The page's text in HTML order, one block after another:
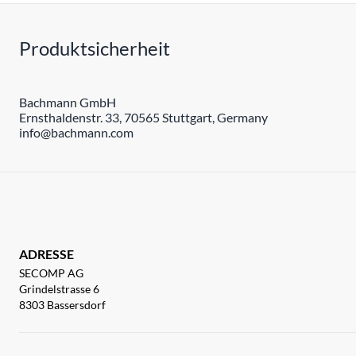
Produktsicherheit
Bachmann GmbH
Ernsthaldenstr. 33, 70565 Stuttgart, Germany
info@bachmann.com
ADRESSE
SECOMP AG
Grindelstrasse 6
8303 Bassersdorf